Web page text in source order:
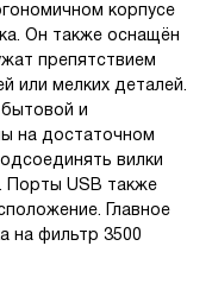
корпусе
Он также оснащён
препятствием
или мелких деталей.
и
на достаточном
вилки
Порты USB также
Главное
на фильтр 3500